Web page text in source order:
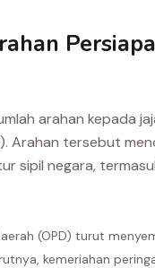
arahan kepada
Arahan tersebut
sipil negara,
(OPD) turut
kemeriahan